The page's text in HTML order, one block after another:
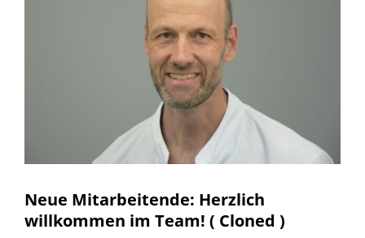
Neue Mitarbeitende: Herzlich
willkommen im Team! ( Cloned )